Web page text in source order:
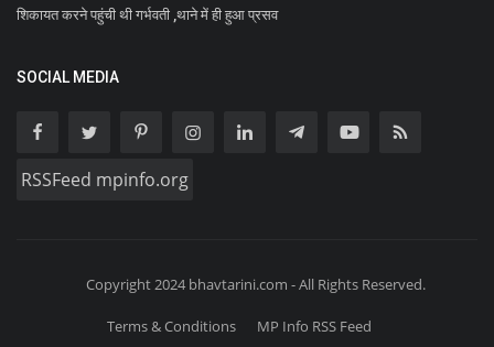
शिकायत करने पहुंची थी गर्भवती ,थाने में ही हुआ प्रसव
SOCIAL MEDIA
RSSFeed mpinfo.org
Copyright 2024 bhavtarini.com - All Rights Reserved.
Terms & Conditions MP Info RSS Feed